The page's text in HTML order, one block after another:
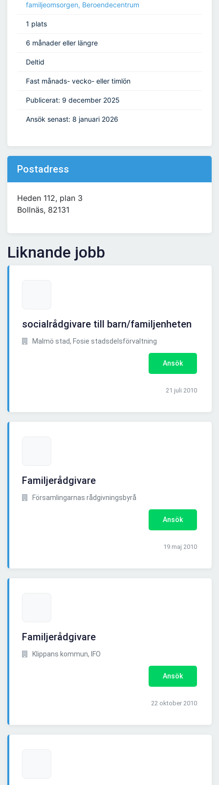
familjeomsorgen, Beroendecentrum
1 plats
6 månader eller längre
Deltid
Fast månads- vecko- eller timlön
Publicerat: 9 december 2025
Ansök senast: 8 januari 2026
Postadress
Heden 112, plan 3
Bollnäs, 82131
Liknande jobb
socialrådgivare till barn/familjenheten
Malmö stad, Fosie stadsdelsförvaltning
Ansök
21 juli 2010
Familjerådgivare
Församlingarnas rådgivningsbyrå
Ansök
19 maj 2010
Familjerådgivare
Klippans kommun, IFO
Ansök
22 oktober 2010